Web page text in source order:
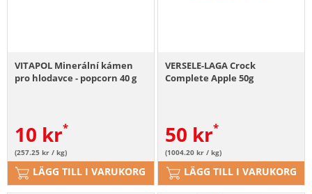
VITAPOL Minerální kámen
pro hlodavce - popcorn 40 g
10 kr
(257.25 kr / kg)
LÄGG TILL I VARUKORG
VERSELE-LAGA Crock
Complete Apple 50g
50 kr
(1004.20 kr / kg)
LÄGG TILL I VARUKORG